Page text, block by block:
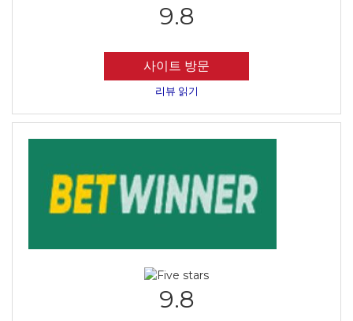
9.8
사이트 방문
리뷰 읽기
9.8